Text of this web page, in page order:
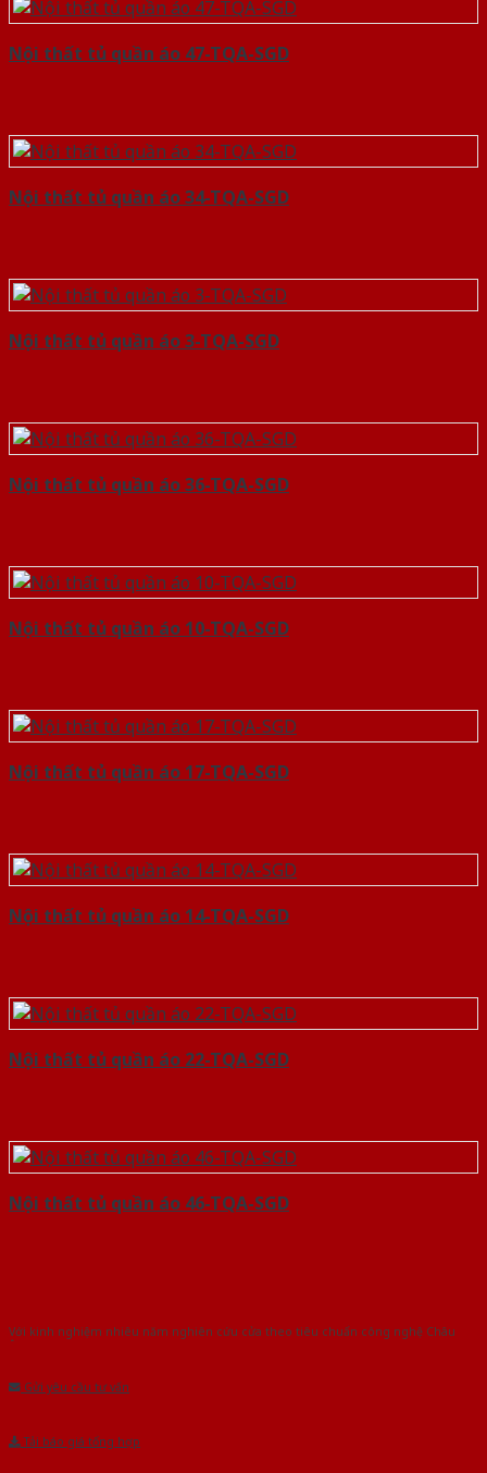
Nội thất tủ quần áo 47-TQA-SGD
Nội thất tủ quần áo 34-TQA-SGD
Nội thất tủ quần áo 3-TQA-SGD
Nội thất tủ quần áo 36-TQA-SGD
Nội thất tủ quần áo 10-TQA-SGD
Nội thất tủ quần áo 17-TQA-SGD
Nội thất tủ quần áo 14-TQA-SGD
Nội thất tủ quần áo 22-TQA-SGD
Nội thất tủ quần áo 46-TQA-SGD
Với kinh nghiệm nhiêu năm nghiên cứu cửa theo tiêu chuẩn công nghệ Châu
Gửi yêu cầu tư vấn
Tải báo giá tổng hợp